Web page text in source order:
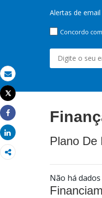
Email
Imprimir
Tweet
Share
Share
Alertas de
Concordo
Plano De
Não há